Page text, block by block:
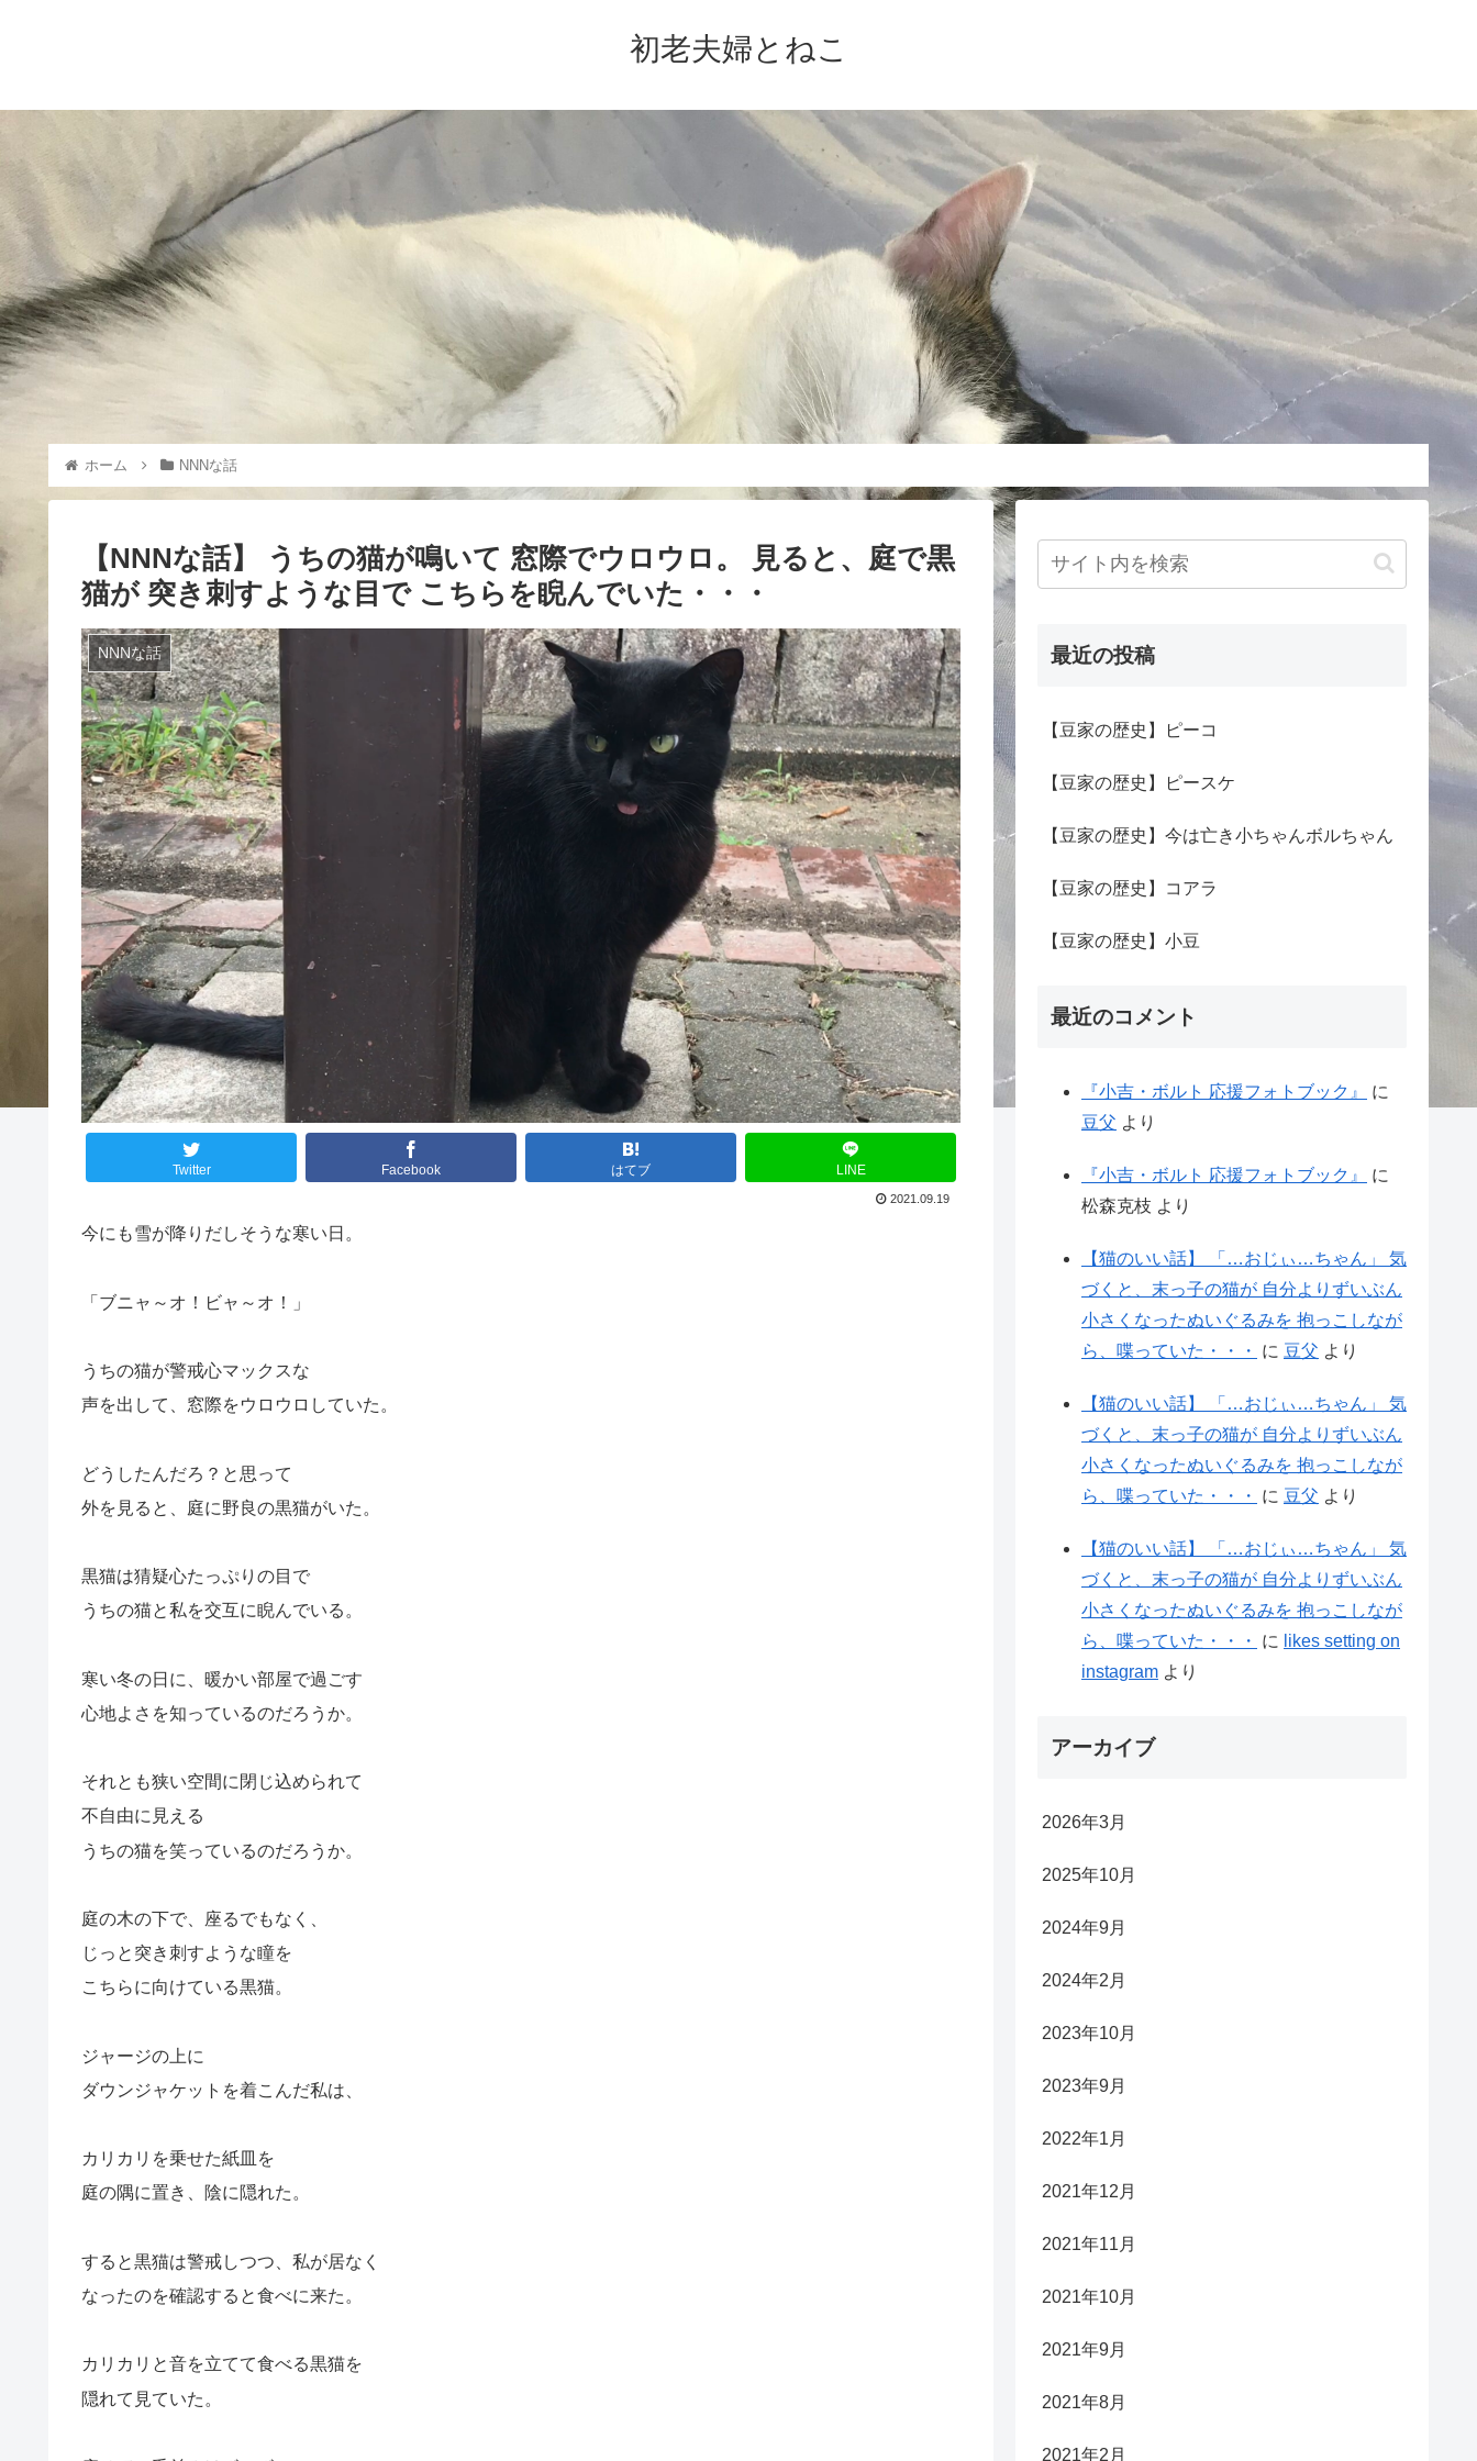
初老夫婦とねこ
ホーム NNNな話
【NNNな話】 うちの猫が鳴いて 窓際でウロウロ。 見ると、庭で黒
猫が 突き刺すような目で こちらを睨んでいた・・・
NNNな話
Twitter Facebook はてブ LINE
2021.09.19
今にも雪が降りだしそうな寒い日。
「ブニャ～オ！ビャ～オ！」
うちの猫が警戒心マックスな
声を出して、窓際をウロウロしていた。
どうしたんだろ？と思って
外を見ると、庭に野良の黒猫がいた。
黒猫は猜疑心たっぷりの目で
うちの猫と私を交互に睨んでいる。
寒い冬の日に、暖かい部屋で過ごす
心地よさを知っているのだろうか。
それとも狭い空間に閉じ込められて
不自由に見える
うちの猫を笑っているのだろうか。
庭の木の下で、座るでもなく、
じっと突き刺すような瞳を
こちらに向けている黒猫。
ジャージの上に
ダウンジャケットを着こんだ私は、
カリカリを乗せた紙皿を
庭の隅に置き、陰に隠れた。
すると黒猫は警戒しつつ、私が居なく
なったのを確認すると食べに来た。
カリカリと音を立てて食べる黒猫を
隠れて見ていた。
最近の投稿
【豆家の歴史】ピーコ
【豆家の歴史】ピースケ
【豆家の歴史】今は亡き小ちゃんボルちゃん
【豆家の歴史】コアラ
【豆家の歴史】小豆
最近のコメント
『小吉・ボルト 応援フォトブック』
に
豆父 より
『小吉・ボルト 応援フォトブック』
に
松森克枝 より
【猫のいい話】 「…おじぃ…ちゃん」 気
づくと、末っ子の猫が 自分よりずいぶん
小さくなったぬいぐるみを 抱っこしなが
ら、喋っていた・・・
に 豆父 より
【猫のいい話】 「…おじぃ…ちゃん」 気
づくと、末っ子の猫が 自分よりずいぶん
小さくなったぬいぐるみを 抱っこしなが
ら、喋っていた・・・
に 豆父 より
【猫のいい話】 「…おじぃ…ちゃん」 気
づくと、末っ子の猫が 自分よりずいぶん
小さくなったぬいぐるみを 抱っこしなが
ら、喋っていた・・・
に
likes setting on
instagram より
アーカイブ
2026年3月
2025年10月
2024年9月
2024年2月
2023年10月
2023年9月
2022年1月
2021年12月
2021年11月
2021年10月
2021年9月
2021年8月
2021年2月